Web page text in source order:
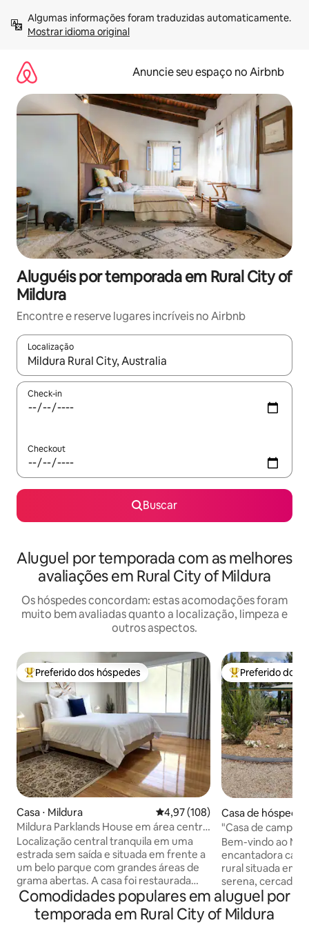
para
Mostrar idioma original
Anuncie seu espaço no Airbnb
Aluguéis por temporada em Rural City of
Mildura
Encontre e reserve lugares incríveis no Airbnb
Localização
Quando os resultados estiverem disponíveis, explore-os
Check-in
Checkout
Buscar
Aluguel por temporada com as melhores
avaliações em Rural City of Mildura
Os hóspedes concordam: estas acomodações foram
muito bem avaliadas quanto a localização, limpeza e
outros aspectos.
Entre os melhores preferidos dos hóspedes
Preferido dos hóspedes
Casa ⋅ Mildura 4,97 de uma avaliação média de
4,97 (108)
Mildura Parklands House em área central
e tranquila
Localização central tranquila em uma
estrada sem saída e situada em frente a
um belo parque com grandes áreas de
grama abertas. A casa foi restaurada
para preservar seu charme de meados
do século com características modernas
incluídas Novo sistema de ar-
Entre os
Preferido dos
Casa de
"Casa de campo
Bem-vindo ao
encantadora
rural situada em
serena, cercada
exuberantes.
nossos
fornecer check-in
Comodidades populares em aluguel por
temporada em Rural City of Mildura